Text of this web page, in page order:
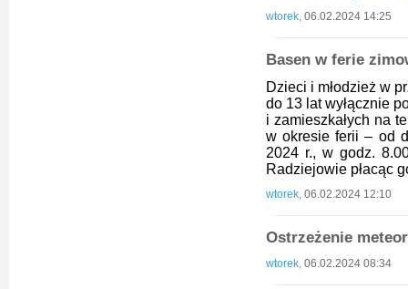
wtorek, 06.02.2024 14:25
Basen w ferie
Dzieci i młodzież w
do 13 lat wyłącznie
i zamieszkałych na
w okresie ferii – od
2024 r., w godz.
Radziejowie płacąc
wtorek, 06.02.2024 12:10
Ostrzeżenie
wtorek, 06.02.2024 08:34